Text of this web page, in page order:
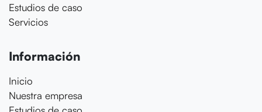
Estudios de caso
Servicios
Información
Inicio
Nuestra empresa